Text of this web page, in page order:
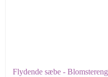
Flydende sæbe - Blomstereng